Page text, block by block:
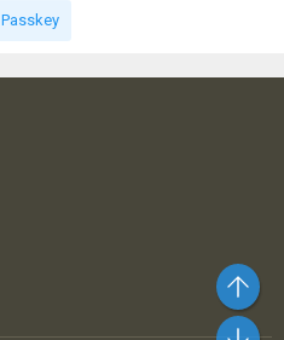
Passkey